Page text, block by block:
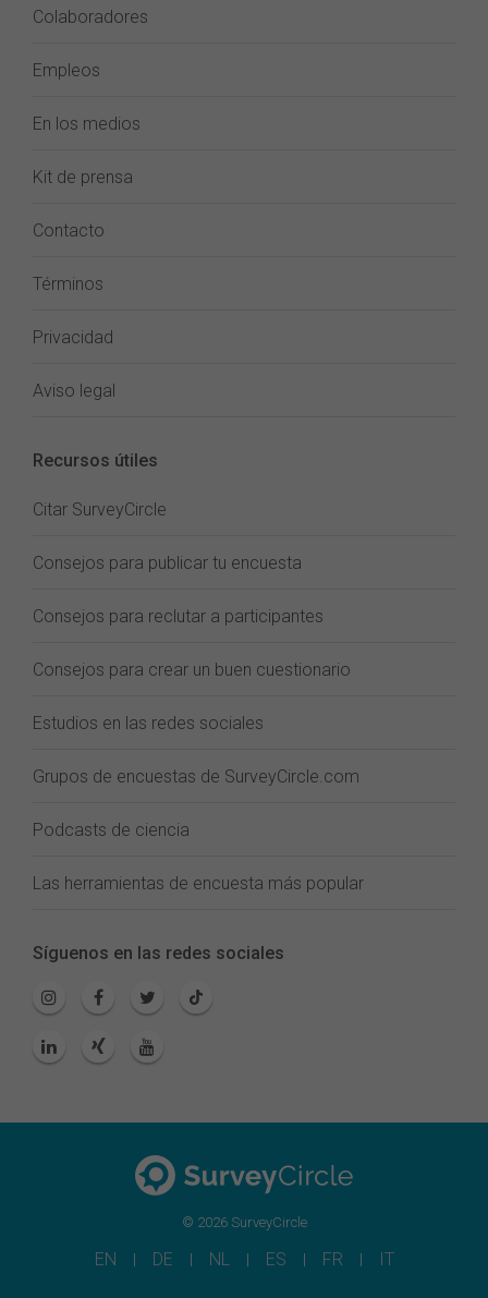
Colaboradores
Empleos
En los medios
Kit de prensa
Contacto
Términos
Privacidad
Aviso legal
Recursos útiles
Citar SurveyCircle
Consejos para publicar tu encuesta
Consejos para reclutar a participantes
Consejos para crear un buen cuestionario
Estudios en las redes sociales
Grupos de encuestas de SurveyCircle.com
Podcasts de ciencia
Las herramientas de encuesta más popular
Síguenos en las redes sociales
© 2026 SurveyCircle
EN DE NL ES FR IT